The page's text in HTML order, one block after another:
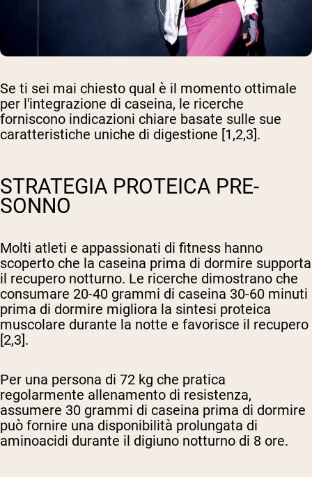
Se ti sei mai chiesto qual è il momento ottimale
per l'integrazione di caseina, le ricerche
forniscono indicazioni chiare basate sulle sue
caratteristiche uniche di digestione [1,2,3].
STRATEGIA PROTEICA PRE-
SONNO
Molti atleti e appassionati di fitness hanno
scoperto che la caseina prima di dormire supporta
il recupero notturno. Le ricerche dimostrano che
consumare 20-40 grammi di caseina 30-60 minuti
prima di dormire migliora la sintesi proteica
muscolare durante la notte e favorisce il recupero
[2,3].
Per una persona di 72 kg che pratica
regolarmente allenamento di resistenza,
assumere 30 grammi di caseina prima di dormire
può fornire una disponibilità prolungata di
aminoacidi durante il digiuno notturno di 8 ore.